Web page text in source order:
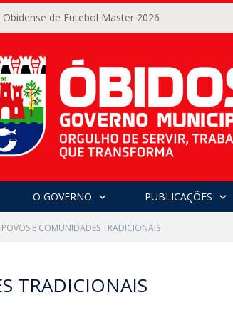
de Futebol Master 2026
O GOVERNO PUBLICAÇÕES
E COMUNIDADES TRADICIONAIS
TRADICIONAIS